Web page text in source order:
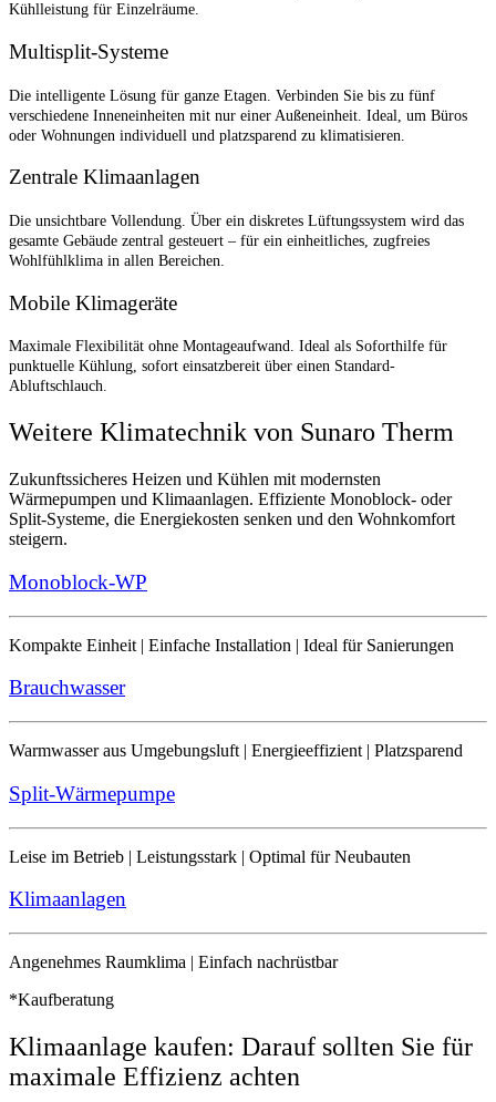
Kühlleistung für Einzelräume.
Multisplit-Systeme
Die intelligente Lösung für ganze Etagen. Verbinden Sie bis zu fünf
verschiedene Inneneinheiten mit nur einer Außeneinheit. Ideal, um Büros
oder Wohnungen individuell und platzsparend zu klimatisieren.
Zentrale Klimaanlagen
Die unsichtbare Vollendung. Über ein diskretes Lüftungssystem wird das
gesamte Gebäude zentral gesteuert – für ein einheitliches, zugfreies
Wohlfühlklima in allen Bereichen.
Mobile Klimageräte
Maximale Flexibilität ohne Montageaufwand. Ideal als Soforthilfe für
punktuelle Kühlung, sofort einsatzbereit über einen Standard-
Abluftschlauch.
Weitere Klimatechnik von Sunaro Therm
Zukunftssicheres Heizen und Kühlen mit modernsten
Wärmepumpen und Klimaanlagen. Effiziente Monoblock- oder
Split-Systeme, die Energiekosten senken und den Wohnkomfort
steigern.
Monoblock-WP
Kompakte Einheit | Einfache Installation | Ideal für Sanierungen
Brauchwasser
Warmwasser aus Umgebungsluft | Energieeffizient | Platzsparend
Split-Wärmepumpe
Leise im Betrieb | Leistungsstark | Optimal für Neubauten
Klimaanlagen
Angenehmes Raumklima | Einfach nachrüstbar
*Kaufberatung
Klimaanlage kaufen: Darauf sollten Sie für
maximale Effizienz achten